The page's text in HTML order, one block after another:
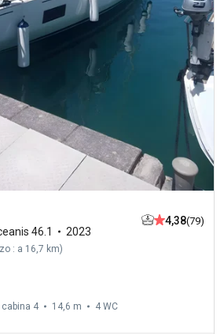
46.1
2023
: a 16,7 km)
4,38(79)
cabina 4 14,6 m 4 WC